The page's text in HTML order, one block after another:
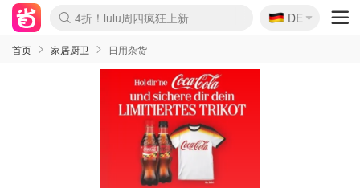
Boticinal 夏促开抢！
4折！lulu周四疯狂上新
还没结束！&OtherStories大促
Joybuy变相75折 随时失效
速领！Stanley独家85折
疑似霸哥！Camper额外叠85折
Zalando 奥莱闪促！每日更新
Moncler反季囤！5折起+叠9折
Coach Brooklyn仅€192
🇩🇪
DE
首页 家居厨卫 日用杂货